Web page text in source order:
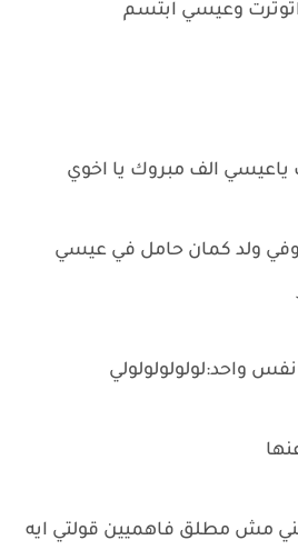
وعيسي ابتسم
الف مبروك يا اخوي
وفي ولد كمان حامل في عيسي
واحد:لولولولولولي
مطلق فاهميين قولتي ايه